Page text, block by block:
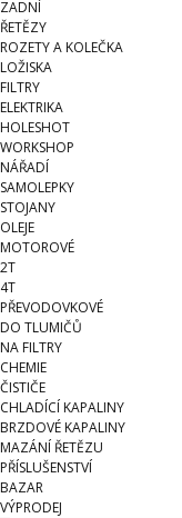
ZADNÍ
ŘETĚZY
ROZETY A KOLEČKA
LOŽISKA
FILTRY
ELEKTRIKA
HOLESHOT
WORKSHOP
NÁŘADÍ
SAMOLEPKY
STOJANY
OLEJE
MOTOROVÉ
2T
4T
PŘEVODOVKOVÉ
DO TLUMIČŮ
NA FILTRY
CHEMIE
ČISTIČE
CHLADÍCÍ KAPALINY
BRZDOVÉ KAPALINY
MAZÁNÍ ŘETĚZU
PŘÍSLUŠENSTVÍ
BAZAR
VÝPRODEJ